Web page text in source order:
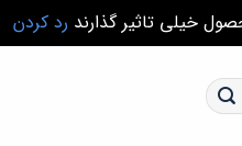
خیلی تاثیر گذارند رد کردن